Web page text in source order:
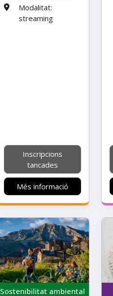
Modalitat:
streaming
Inscripcions
tancades
Més informació
Sostenibilitat ambiental